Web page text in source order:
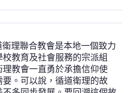
理聯合教會是本地一個致力
教育及社會服務的宗派組
教會一直勇於承擔信仰使
。可以說，循道衛理的故